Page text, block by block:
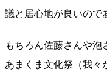
議と居心地が良いので
もちろん佐藤さんや
あまくま文化祭（我々